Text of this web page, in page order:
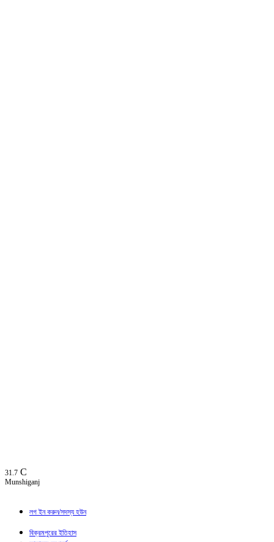
31.7 C
Munshiganj
লগ ইন করুন/সদস্য হউন
বিক্রমপুরের ইতিহাস